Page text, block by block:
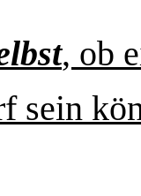
, ob
sein